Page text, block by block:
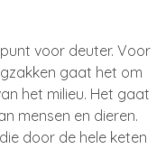
voor deuter. Voor
gaat het om
het milieu. Het gaat
mensen en dieren.
door de hele keten